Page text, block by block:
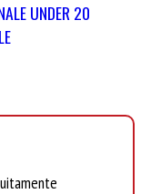
UNDER 20